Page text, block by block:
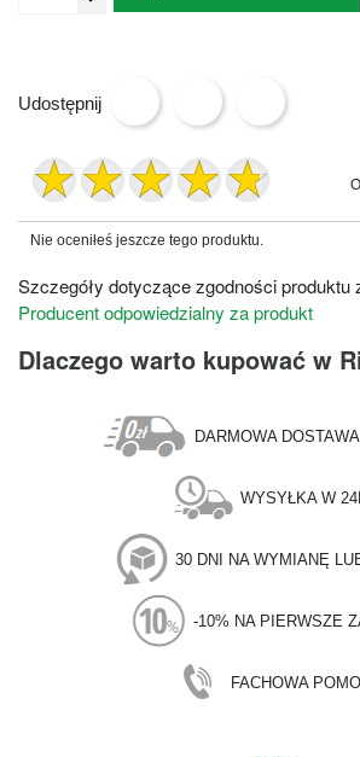
Udostępnij
Nie oceniłeś jeszcze tego produktu.
Szczegóły dotyczące zgodności produktu
Producent odpowiedzialny za produkt
Dlaczego warto kupować w
DARMOWA
WYSYŁKA W
30 DNI NA WYMIANĘ
-10% NA PIERWSZE
FACHOWA